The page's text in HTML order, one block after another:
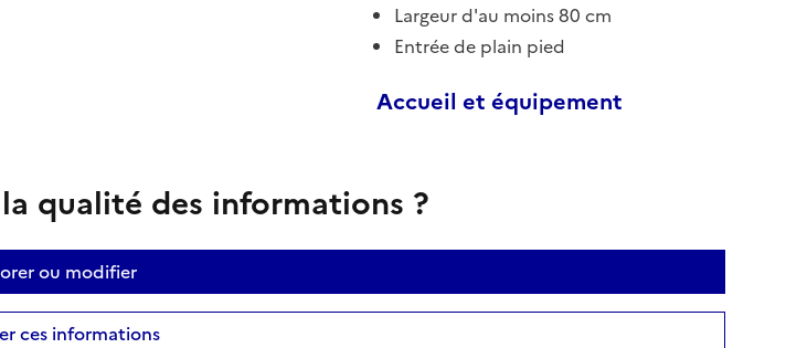
Largeur d'au moins 80 cm
Entrée de plain pied
Accueil et équipement
qualité des informations ?
ou modifier
ces informations